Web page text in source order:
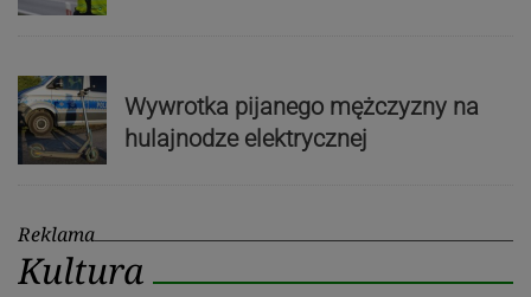
Wywrotka pijanego mężczyzny na
hulajnodze elektrycznej
Reklama
Kultura